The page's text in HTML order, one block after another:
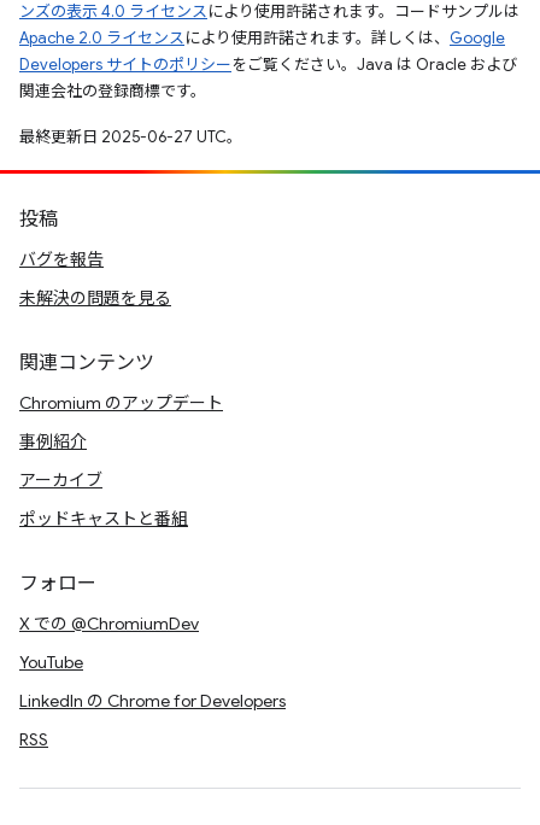
ンズの表示 4.0 ライセンスにより使用許諾されます。コードサンプルは
Apache 2.0 ライセンスにより使用許諾されます。詳しくは、 Google
Developers サイトのポリシーをご覧ください。Java は Oracle および
関連会社の登録商標です。
最終更新日 2025-06-27 UTC。
投稿
バグを報告
未解決の問題を見る
関連コンテンツ
Chromium のアップデート
事例紹介
アーカイブ
ポッドキャストと番組
フォロー
X での @ChromiumDev
YouTube
LinkedIn の Chrome for Developers
RSS